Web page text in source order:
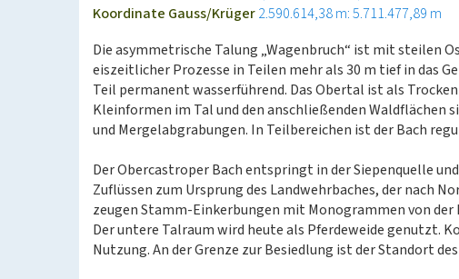
Koordinate Gauss/Krüger2.590.614,38 m: 5.711.477,89 m
Die asymmetrische Talung „Wagenbruch“ ist mit steilen
eiszeitlicher Prozesse in Teilen mehr als 30 m tief in das
Teil permanent wasserführend. Das Obertal ist als
Kleinformen im Tal und den anschließenden Waldflächen
und Mergelabgrabungen. In Teilbereichen ist der Bach
Der Obercastroper Bach entspringt in der Siepenquelle
Zuflüssen zum Ursprung des Landwehrbaches, der nach
zeugen Stamm-Einkerbungen mit Monogrammen von
Der untere Talraum wird heute als Pferdeweide genutzt.
Nutzung. An der Grenze zur Besiedlung ist der Standort